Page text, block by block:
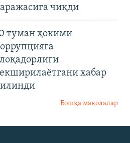
чиқди
туман ҳокими
хабар
Бошқа мақолалар